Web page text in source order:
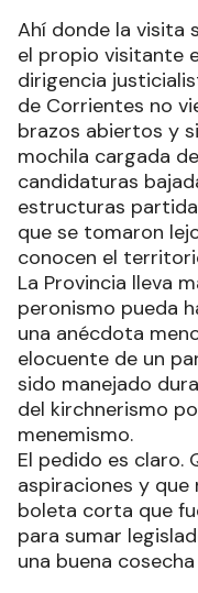
Ahí donde la visita
el propio visitante
dirigencia
de Corrientes no
brazos abiertos y
mochila cargada
candidaturas
estructuras
que se tomaron
conocen el
La Provincia lleva
peronismo pueda
una anécdota
elocuente de un
sido manejado
del kirchnerismo
menemismo.
El pedido es claro.
aspiraciones y
boleta corta que
para sumar
una buena